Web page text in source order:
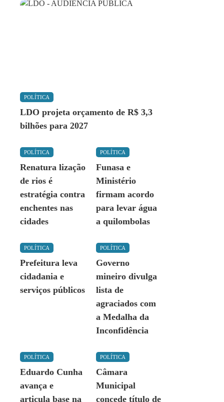
POLÍTICA
LDO projeta orçamento de R$ 3,3
bilhões para 2027
POLÍTICA
Renatura lização
de rios é
estratégia contra
enchentes nas
cidades
POLÍTICA
Funasa e
Ministério
firmam acordo
para levar água
a quilombolas
POLÍTICA
Prefeitura leva
cidadania e
serviços públicos
POLÍTICA
Governo
mineiro divulga
lista de
agraciados com
a Medalha da
Inconfidência
POLÍTICA
Eduardo Cunha
avança e
articula base na
POLÍTICA
Câmara
Municipal
concede título de